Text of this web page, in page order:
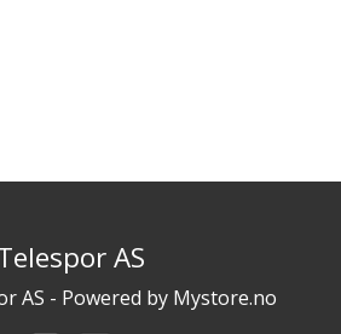
AS
AS - Powered by Mystore.no